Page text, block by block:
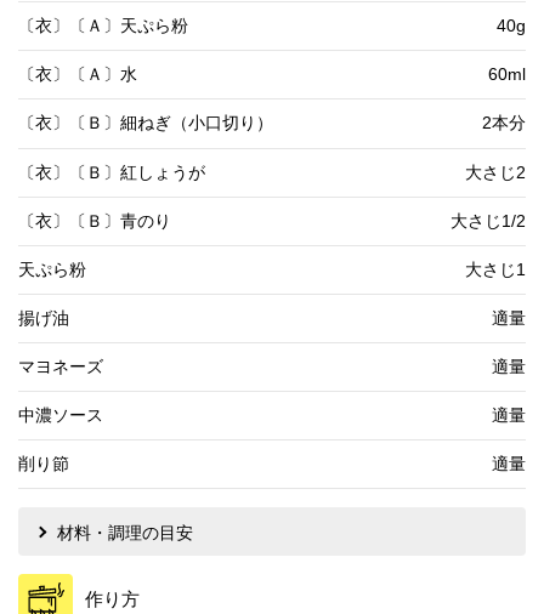
〔衣〕〔Ａ〕天ぷら粉 40g
〔衣〕〔Ａ〕水 60ml
〔衣〕〔Ｂ〕細ねぎ（小口切り） 2本分
〔衣〕〔Ｂ〕紅しょうが 大さじ2
〔衣〕〔Ｂ〕青のり 大さじ1/2
天ぷら粉 大さじ1
揚げ油 適量
マヨネーズ 適量
中濃ソース 適量
削り節 適量
材料・調理の目安
作り方